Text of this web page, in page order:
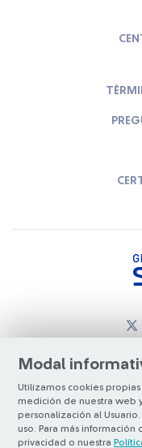
Modal
Utilizamos cookies
medición de nuestra web
personalización al Usuario.
uso. Para más información
privacidad o nuestra
©